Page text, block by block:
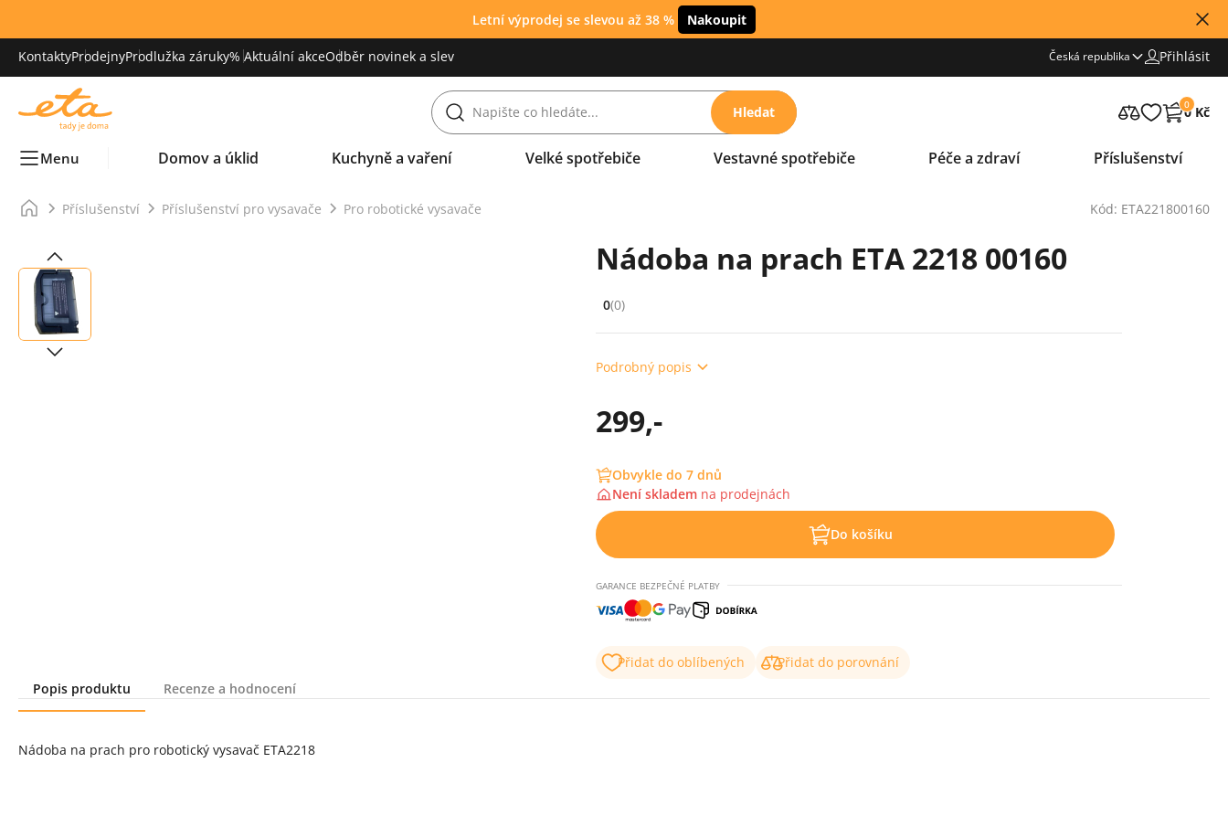
Letní výprodej se slevou až 38 % Nakoupit
KontaktyProdejnyProdlužka záruky% Aktuální akceOdběr novinek a slev Česká republika Přihlásit
Hledat 0
0 Kč
Menu Domov a úklid Kuchyně a vaření Velké spotřebiče Vestavné spotřebiče Péče a zdraví Příslušenství
Příslušenství Příslušenství pro vysavače Pro robotické vysavače Kód: ETA221800160
Nádoba na prach ETA 2218 00160
Hodnocení: 0 z 5 (0 recenzí)
0(0)
Podrobný popis
299,-
Obvykle do 7 dnů
Není skladem na prodejnách
Do košíku
GARANCE BEZPEČNÉ PLATBY
Přidat do oblíbených
Přidat do porovnání
Popis produktu
Recenze a hodnocení
Nádoba na prach pro robotický vysavač ETA2218